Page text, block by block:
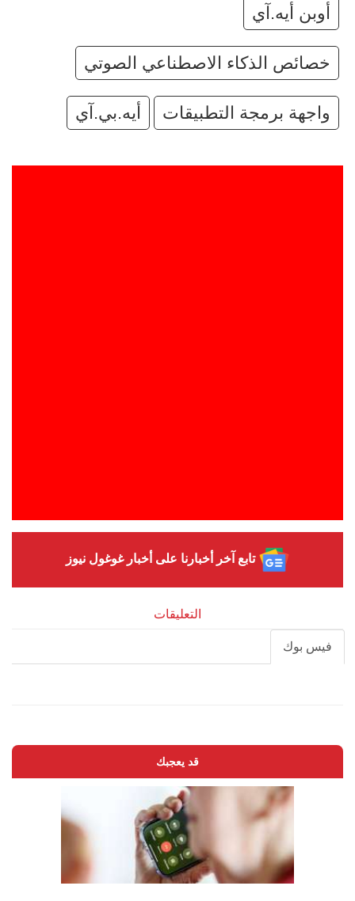
أوبن أيه.آي
خصائص الذكاء الاصطناعي الصوتي
واجهة برمجة التطبيقات أيه.بي.آي
تابع آخر أخبارنا على أخبار غوغول نيوز
التعليقات
فيس بوك
قد يعجبك